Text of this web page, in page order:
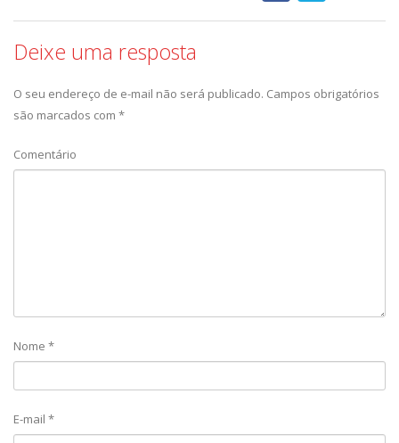
Deixe uma resposta
O seu endereço de e-mail não será publicado. Campos obrigatórios
são marcados com *
Comentário
Nome *
E-mail *